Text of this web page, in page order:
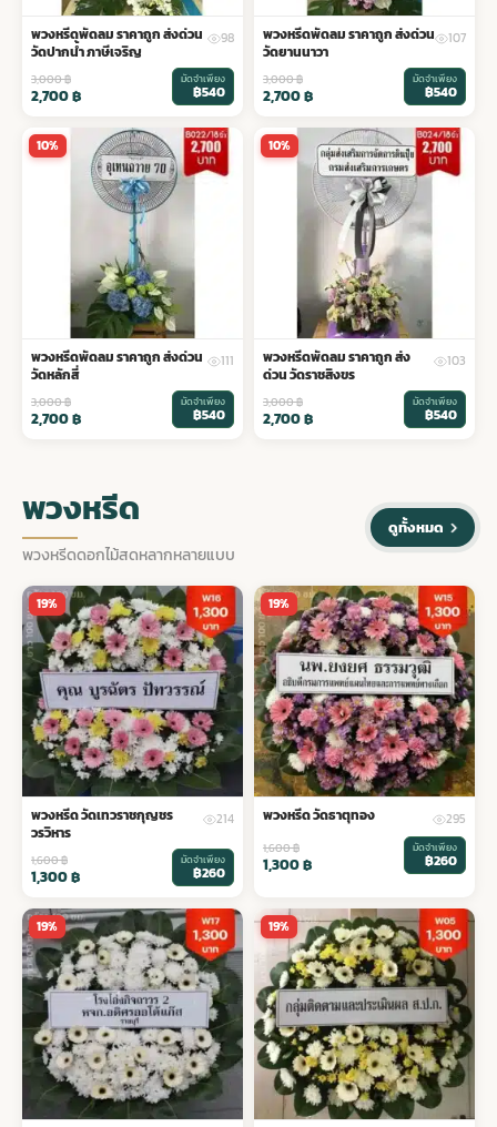
พวงหรีดพัดลม ราคาถูก ส่งด่วน
วัดปากน้ำ ภาษีเจริญ
98
3,000฿
2,700฿
มัดจำเพียง
฿540
พวงหรีดพัดลม ราคาถูก ส่งด่วน
วัดยานนาวา
107
3,000฿
2,700฿
มัดจำเพียง
฿540
10%
พวงหรีดพัดลม ราคาถูก ส่งด่วน
วัดหลักสี่
111
3,000฿
2,700฿
มัดจำเพียง
฿540
10%
พวงหรีดพัดลม ราคาถูก ส่ง
ด่วน วัดราชสิงขร
103
3,000฿
2,700฿
มัดจำเพียง
฿540
พวงหรีด
พวงหรีดดอกไม้สดหลากหลายแบบ
ดูทั้งหมด
19%
พวงหรีด วัดเทวราชกุญชร
วรวิหาร
214
1,600฿
1,300฿
มัดจำเพียง
฿260
19%
พวงหรีด วัดธาตุทอง 295
1,600฿
1,300฿
มัดจำเพียง
฿260
19% 19%